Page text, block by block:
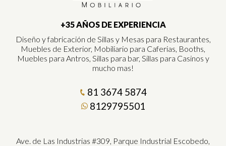
+35 AÑOS DE EXPERIENCIA
Diseño y fabricación de Sillas y Mesas para Restaurantes,
Muebles de Exterior, Mobiliario para Caferias, Booths,
Muebles para Antros, Sillas para bar, Sillas para Casinos y
mucho mas!
81 3674 5874
8129795501
Ave. de Las Industrias #309, Parque Industrial Escobedo,